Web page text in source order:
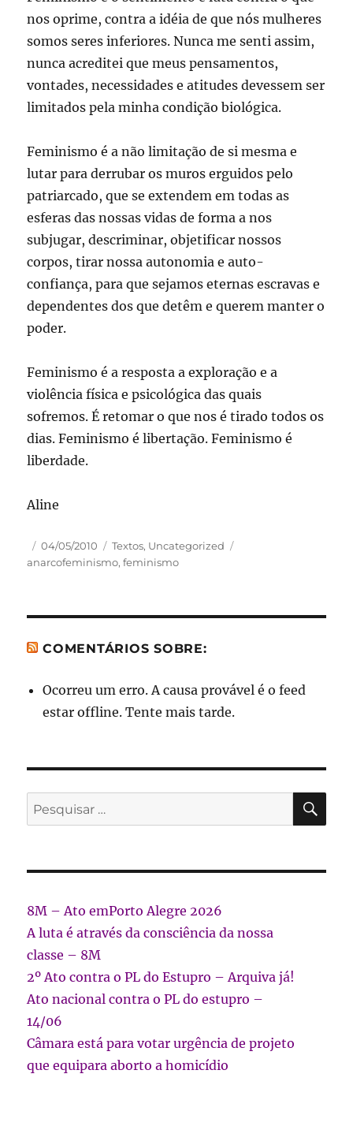
nos oprime, contra a idéia de que nós mulheres
somos seres inferiores. Nunca me senti assim,
nunca acreditei que meus pensamentos,
vontades, necessidades e atitudes devessem ser
limitados pela minha condição biológica.
Feminismo é a não limitação de si mesma e
lutar para derrubar os muros erguidos pelo
patriarcado, que se extendem em todas as
esferas das nossas vidas de forma a nos
subjugar, descriminar, objetificar nossos
corpos, tirar nossa autonomia e auto-
confiança, para que sejamos eternas escravas e
dependentes dos que detêm e querem manter o
poder.
Feminismo é a resposta a exploração e a
violência física e psicológica das quais
sofremos. É retomar o que nos é tirado todos os
dias. Feminismo é libertação. Feminismo é
liberdade.
Aline
Autor
Publicado
em
04/05/2010 Categorias
Textos, Uncategorized
anarcofeminismo,feminismo
COMENTÁRIOS SOBRE:
Ocorreu um erro. A causa provável é o feed
estar offline. Tente mais tarde.
Pesquisar
por:
8M – Ato emPorto Alegre 2026
A luta é através da consciência da nossa
classe – 8M
2º Ato contra o PL do Estupro – Arquiva já!
Ato nacional contra o PL do estupro –
14/06
Câmara está para votar urgência de projeto
que equipara aborto a homicídio